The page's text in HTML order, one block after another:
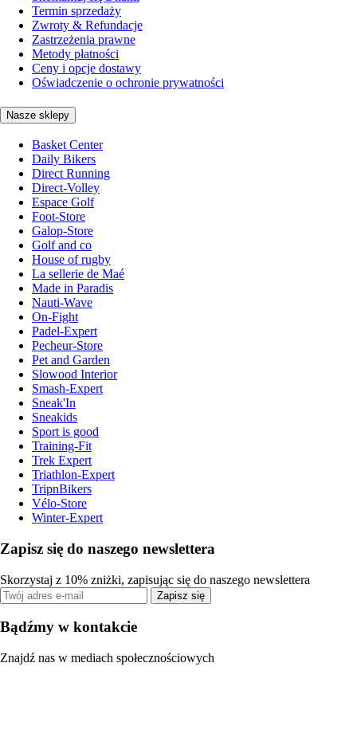
Termin sprzedaży
Zwroty & Refundacje
Zastrzeżenia prawne
Metody płatności
Ceny i opcje dostawy
Oświadczenie o ochronie prywatności
Nasze sklepy
Basket Center
Daily Bikers
Direct Running
Direct-Volley
Espace Golf
Foot-Store
Galop-Store
Golf and co
House of rugby
La sellerie de Maé
Made in Paradis
Nauti-Wave
On-Fight
Padel-Expert
Pecheur-Store
Pet and Garden
Slowood Interior
Smash-Expert
Sneak'In
Sneakids
Sport is good
Training-Fit
Trek Expert
Triathlon-Expert
TripnBikers
Vélo-Store
Winter-Expert
Zapisz się do naszego newslettera
Skorzystaj z 10% zniżki, zapisując się do naszego newslettera
Zapisz się
Bądźmy w kontakcie
Znajdź nas w mediach społecznościowych